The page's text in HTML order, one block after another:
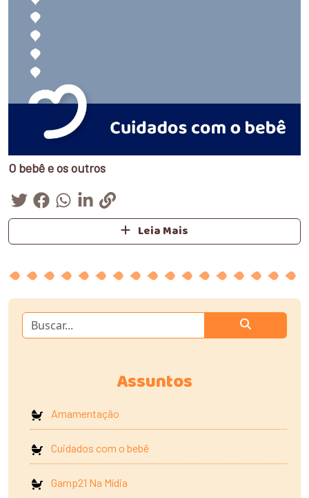
O bebê e os outros
Leia Mais
Assuntos
Amamentação
Cuidados com o bebê
Gamp21 Na Mídia